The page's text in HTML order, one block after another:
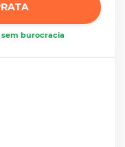
sem burocracia